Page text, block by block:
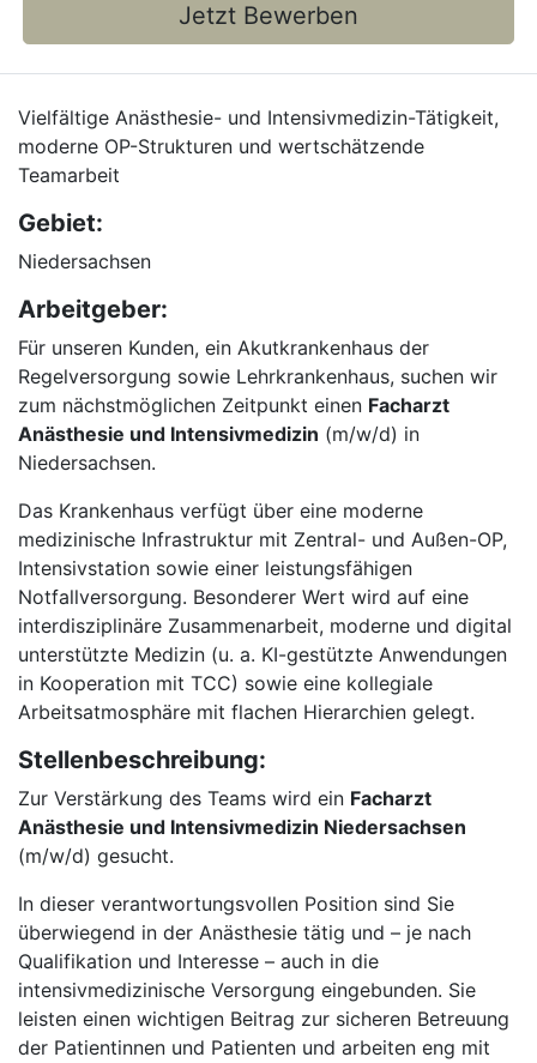
Jetzt Bewerben
Vielfältige Anästhesie- und Intensivmedizin-Tätigkeit,
moderne OP-Strukturen und wertschätzende
Teamarbeit
Gebiet:
Niedersachsen
Arbeitgeber:
Für unseren Kunden, ein Akutkrankenhaus der
Regelversorgung sowie Lehrkrankenhaus, suchen wir
zum nächstmöglichen Zeitpunkt einen Facharzt
Anästhesie und Intensivmedizin (m/w/d) in
Niedersachsen.
Das Krankenhaus verfügt über eine moderne
medizinische Infrastruktur mit Zentral- und Außen-OP,
Intensivstation sowie einer leistungsfähigen
Notfallversorgung. Besonderer Wert wird auf eine
interdisziplinäre Zusammenarbeit, moderne und digital
unterstützte Medizin (u. a. KI-gestützte Anwendungen
in Kooperation mit TCC) sowie eine kollegiale
Arbeitsatmosphäre mit flachen Hierarchien gelegt.
Stellenbeschreibung:
Zur Verstärkung des Teams wird ein Facharzt
Anästhesie und Intensivmedizin Niedersachsen
(m/w/d) gesucht.
In dieser verantwortungsvollen Position sind Sie
überwiegend in der Anästhesie tätig und – je nach
Qualifikation und Interesse – auch in die
intensivmedizinische Versorgung eingebunden. Sie
leisten einen wichtigen Beitrag zur sicheren Betreuung
der Patientinnen und Patienten und arbeiten eng mit